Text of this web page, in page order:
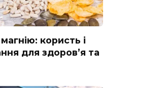
користь і
для здоров’я та